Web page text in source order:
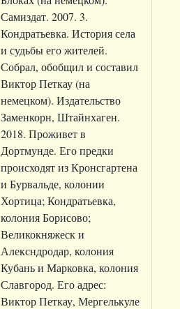
Самиздат. 2007. 3.
Кондратьевка. История села
и судьбы его жителей.
Собрал, обобщил и составил
Виктор Петкау (на
немецком). Издательство
Заменкорн, Штайнхаген.
2018. Проживет в
Дортмунде. Его предки
происходят из Кронсгартена
и Бурвальде, колонии
Хортица; Кондратьевка,
колония Борисово;
Великокняжеск и
Алексндродар, колония
Кубань и Марковка, колония
Славгород. Его адрес:
Виктор Петкау, Мергелькуле